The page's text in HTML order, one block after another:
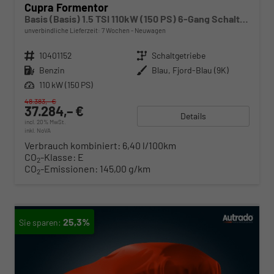
Cupra Formentor
Basis (Basis) 1.5 TSI 110kW (150 PS) 6-Gang Schaltgetriebe
unverbindliche Lieferzeit: 7 Wochen Neuwagen
Fahrzeugnr. 10401152 Getriebe Schaltgetriebe
Kraftstoff Benzin Außenfarbe Blau, Fjord-Blau (9K)
Leistung 110 kW (150 PS)
37.284,– €
incl. 20% MwSt.
inkl. NoVA
48.383,– €
Details
Verbrauch kombiniert: 6,40 l/100km
CO2-Klasse: E
CO2-Emissionen: 145,00 g/km
25,3%